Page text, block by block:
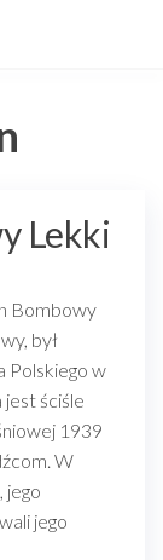
Lekki
Bombowy
był
Polskiego w
ściśle
1939
W
jego
jego